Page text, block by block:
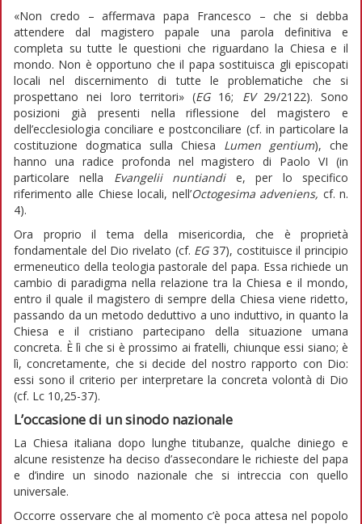
«Non credo – affermava papa Francesco – che si debba
attendere dal magistero papale una parola definitiva e
completa su tutte le questioni che riguardano la Chiesa e il
mondo. Non è opportuno che il papa sostituisca gli episcopati
locali nel discernimento di tutte le problematiche che si
prospettano nei loro territori» (EG16; EV29/2122). Sono
posizioni già presenti nella riflessione del magistero e
dell’ecclesiologia conciliare e postconciliare (cf. in particolare la
costituzione dogmatica sulla Chiesa Lumen gentium), che
hanno una radice profonda nel magistero di Paolo VI (in
particolare nella Evangelii nuntiandie, per lo specifico
riferimento alle Chiese locali, nell’Octogesima adveniens, cf. n.
4).
Ora proprio il tema della misericordia, che è proprietà
fondamentale del Dio rivelato (cf. EG37), costituisce il principio
ermeneutico della teologia pastorale del papa. Essa richiede un
cambio di paradigma nella relazione tra la Chiesa e il mondo,
entro il quale il magistero di sempre della Chiesa viene ridetto,
passando da un metodo deduttivo a uno induttivo, in quanto la
Chiesa e il cristiano partecipano della situazione umana
concreta. È lì che si è prossimo ai fratelli, chiunque essi siano; è
lì, concretamente, che si decide del nostro rapporto con Dio:
essi sono il criterio per interpretare la concreta volontà di Dio
(cf. Lc 10,25-37).
L’occasione di un sinodo nazionale
La Chiesa italiana dopo lunghe titubanze, qualche diniego e
alcune resistenze ha deciso d’assecondare le richieste del papa
e d’indire un sinodo nazionale che si intreccia con quello
universale.
Occorre osservare che al momento c’è poca attesa nel popolo